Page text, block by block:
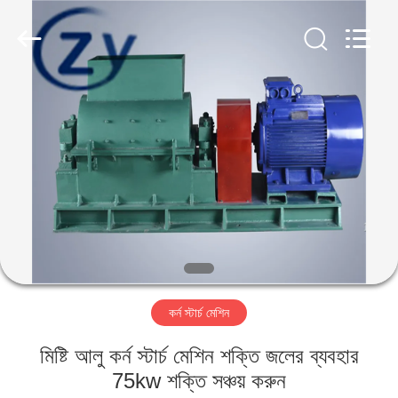
আমাদের
সম্পর্কে
কারখানা
Engineering
Machinery
কর্ন স্টার্চ মেশিন
মিষ্টি আলু কর্ন স্টার্চ মেশিন শক্তি জলের ব্যবহার
75kw শক্তি সঞ্চয় করুন